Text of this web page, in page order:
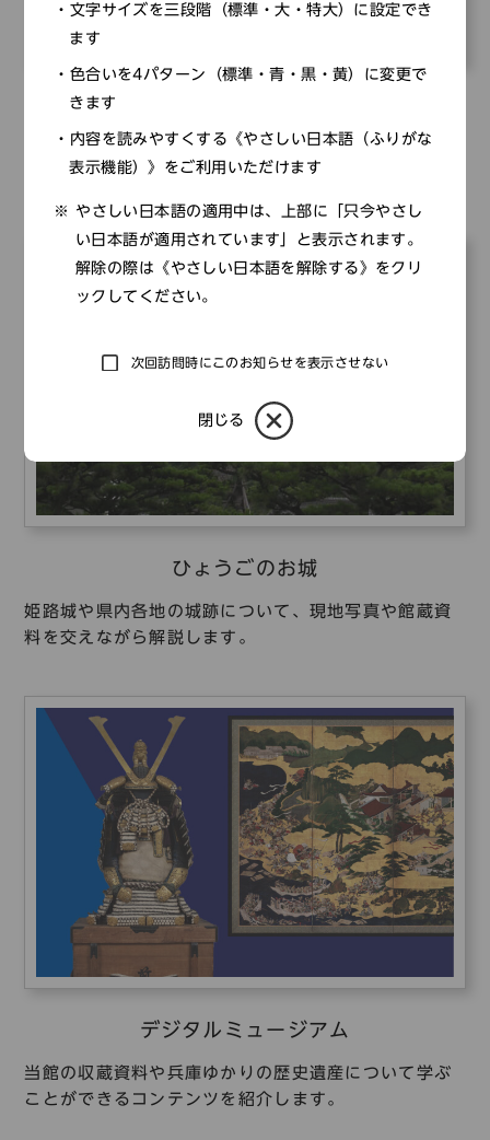
ひょうご歴史研究室による調査研究の取り組みについ
て紹介しています。
ひょうごのお城
姫路城や県内各地の城跡について、現地写真や館蔵資
料を交えながら解説します。
デジタルミュージアム
当館の収蔵資料や兵庫ゆかりの歴史遺産について学ぶ
ことができるコンテンツを紹介します。
文字サイズを三段階（標準・大・特大）に設定でき
ます
色合いを4パターン（標準・青・黒・黄）に変更で
きます
内容を読みやすくする《やさしい日本語（ふりがな
表示機能）》をご利用いただけます
やさしい日本語の適用中は、上部に「只今やさし
い日本語が適用されています」と表示されます。
解除の際は《やさしい日本語を解除する》をクリ
ックしてください。
次回訪問時にこのお知らせを表示させない
閉じる